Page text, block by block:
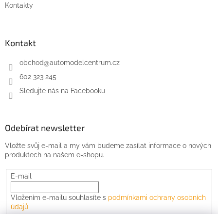
Kontakty
Kontakt
obchod@automodelcentrum.cz
602 323 245
Sledujte nás na Facebooku
Odebírat newsletter
Vložte svůj e-mail a my vám budeme zasílat informace o nových
produktech na našem e-shopu.
E-mail
Vložením e-mailu souhlasíte s podmínkami ochrany osobních
údajů